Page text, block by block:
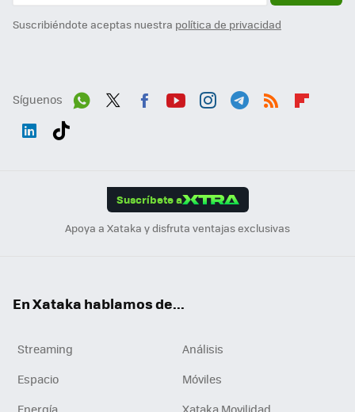
Suscribiéndote aceptas nuestra política de privacidad
Síguenos
Suscríbete a
Apoya a Xataka y disfruta ventajas exclusivas
En Xataka hablamos de...
Streaming
Análisis
Espacio
Móviles